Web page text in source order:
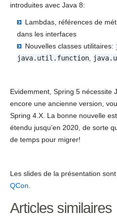
introduites avec Java 8:
Lambdas, références de
dans les interfaces
Nouvelles classes utilitaires:
java.util.function,
Evidemment, Spring 5 nécessite
encore une ancienne version,
Spring 4.X. La bonne nouvelle
étendu jusqu’en 2020, de sorte
de temps pour migrer!
Les slides de la présentation
QCon
Articles similaires